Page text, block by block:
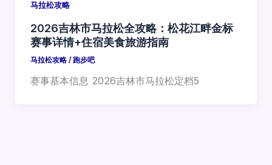
马拉松攻略
2026吉林市马拉松全攻略：松花江畔金标
赛事详情+住宿美食旅游指南
马拉松攻略/ 跑步吧
赛事基本信息 2026吉林市马拉松定档5